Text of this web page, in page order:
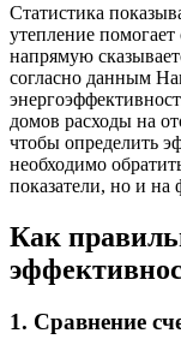
Статистика
утепление
напрямую
согласно данным
домов расходы на
чтобы определить
необходимо
показатели, но и на
Как
1. Сравнение